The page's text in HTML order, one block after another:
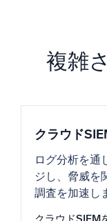
複雑
クラウド
ログ分析を通
ジし、脅威を
調査を加速し